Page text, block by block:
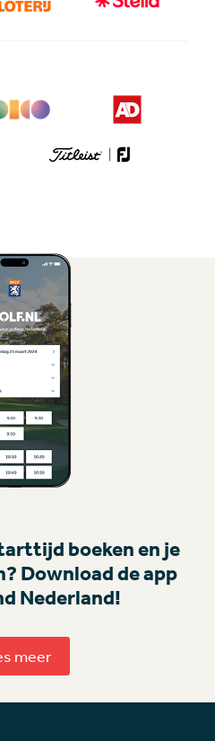
boeken en je
Download de app
Nederland!
meer